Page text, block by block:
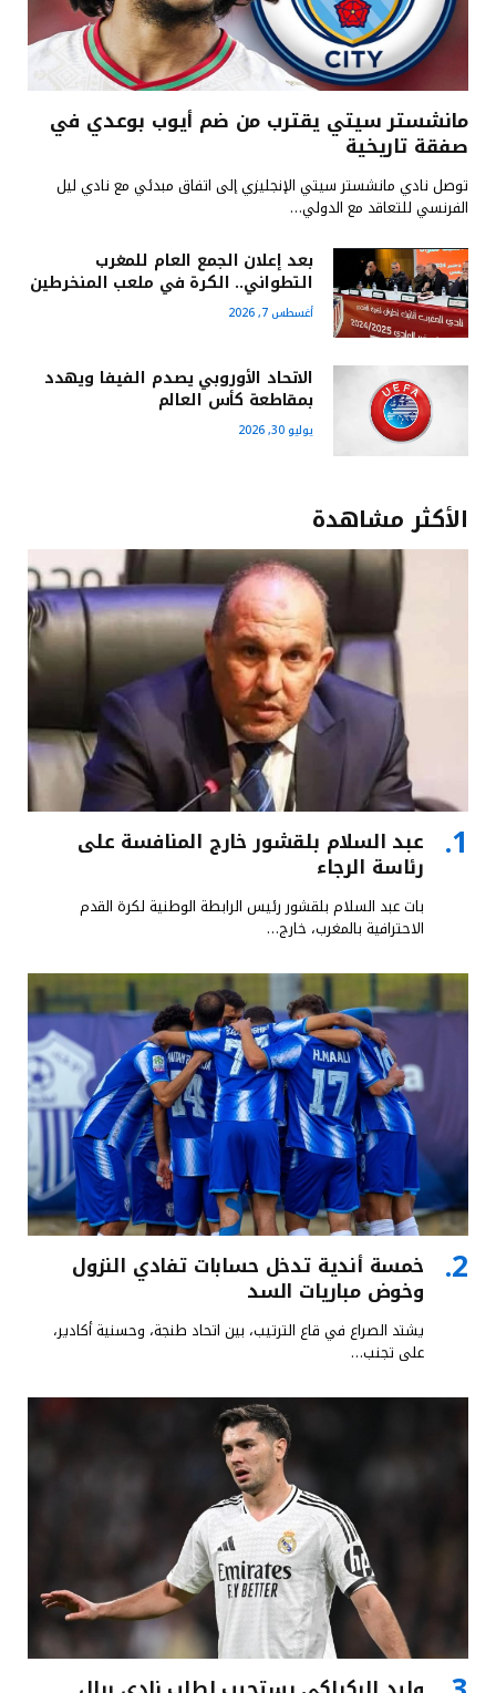
مانشستر سيتي يقترب من ضم أيوب بوعدي في
صفقة تاريخية
توصل نادي مانشستر سيتي الإنجليزي إلى اتفاق مبدئي مع نادي ليل
الفرنسي للتعاقد مع الدولي…
بعد إعلان الجمع العام للمغرب
التطواني.. الكرة في ملعب المنخرطين
أغسطس 7, 2026
الاتحاد الأوروبي يصدم الفيفا ويهدد
بمقاطعة كأس العالم
يوليو 30, 2026
الأكثر مشاهدة
عبد السلام بلقشور خارج المنافسة على
رئاسة الرجاء
بات عبد السلام بلقشور رئيس الرابطة الوطنية لكرة القدم
الاحترافية بالمغرب، خارج…
خمسة أندية تدخل حسابات تفادي النزول
وخوض مباريات السد
يشتد الصراع في قاع الترتيب، بين اتحاد طنجة، وحسنية أكادير،
على تجنب…